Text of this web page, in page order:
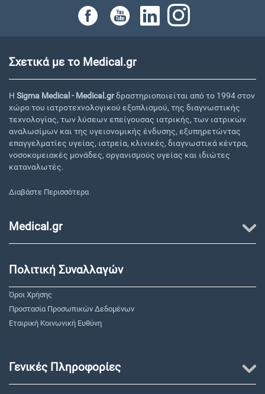
Σχετικά με το Medical.gr
Η Sigma Medical - Medical.grδραστηριοποιείται από το 1994 στον
χώρο του ιατροτεχνολογικού εξοπλισμού, της διαγνωστικής
τεχνολογίας, των λύσεων επείγουσας ιατρικής, των ιατρικών
αναλωσίμων και της υγειονομικής ένδυσης, εξυπηρετώντας
επαγγελματίες υγείας, ιατρεία, κλινικές, διαγνωστικά κέντρα,
νοσοκομειακές μονάδες, οργανισμούς υγείας και ιδιώτες
καταναλωτές.
Διαβάστε Περισσότερα
Medical.gr
Πολιτική Συναλλαγών
Όροι Χρήσης
Προστασία Προσωπικών Δεδομένων
Εταιρική Κοινωνική Ευθύνη
"
Γενικές Πληροφορίες